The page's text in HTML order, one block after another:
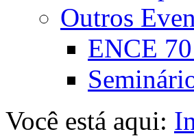
Outros
ENCE
Você está aqui: